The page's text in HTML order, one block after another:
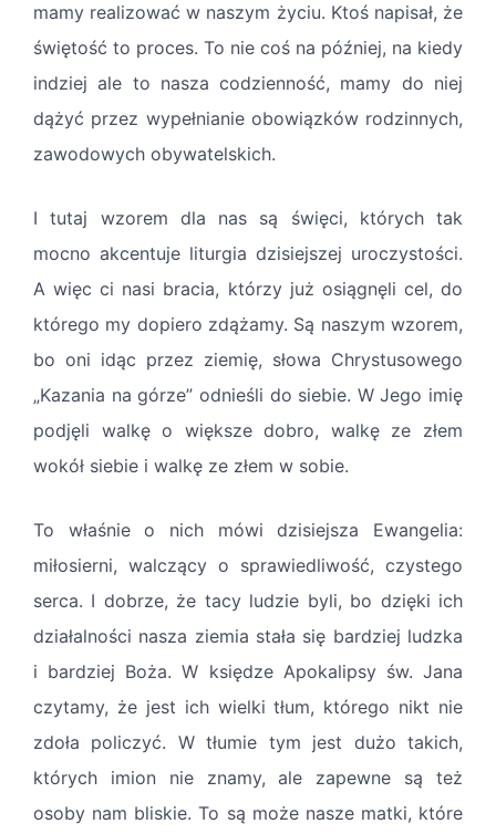
mamy realizować w naszym życiu. Ktoś napisał, że
świętość to proces. To nie coś na później, na kiedy
indziej ale to nasza codzienność, mamy do niej
dążyć przez wypełnianie obowiązków rodzinnych,
zawodowych obywatelskich.
I tutaj wzorem dla nas są święci, których tak
mocno akcentuje liturgia dzisiejszej uroczystości.
A więc ci nasi bracia, którzy już osiągnęli cel, do
którego my dopiero zdążamy. Są naszym wzorem,
bo oni idąc przez ziemię, słowa Chrystusowego
„Kazania na górze” odnieśli do siebie. W Jego imię
podjęli walkę o większe dobro, walkę ze złem
wokół siebie i walkę ze złem w sobie.
To właśnie o nich mówi dzisiejsza Ewangelia:
miłosierni, walczący o sprawiedliwość, czystego
serca. I dobrze, że tacy ludzie byli, bo dzięki ich
działalności nasza ziemia stała się bardziej ludzka
i bardziej Boża. W księdze Apokalipsy św. Jana
czytamy, że jest ich wielki tłum, którego nikt nie
zdoła policzyć. W tłumie tym jest dużo takich,
których imion nie znamy, ale zapewne są też
osoby nam bliskie. To są może nasze matki, które